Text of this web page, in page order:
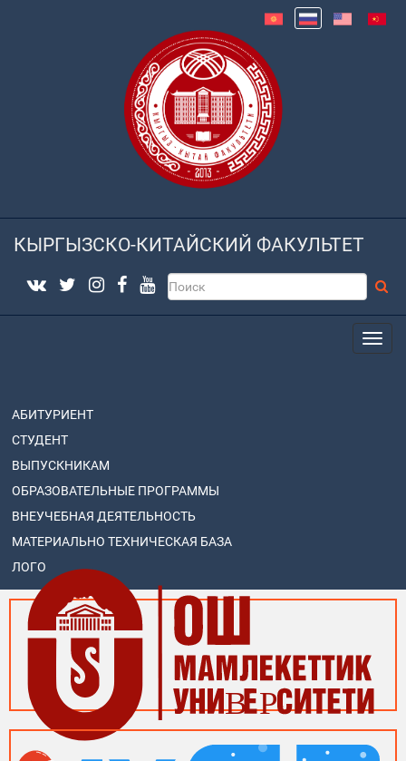
КЫРГЫЗСКО-КИТАЙСКИЙ ФАКУЛЬТЕТ
АБИТУРИЕНТ
СТУДЕНТ
ВЫПУСКНИКАМ
ОБРАЗОВАТЕЛЬНЫЕ ПРОГРАММЫ
ВНЕУЧЕБНАЯ ДЕЯТЕЛЬНОСТЬ
МАТЕРИАЛЬНО ТЕХНИЧЕСКАЯ БАЗА
ЛОГО